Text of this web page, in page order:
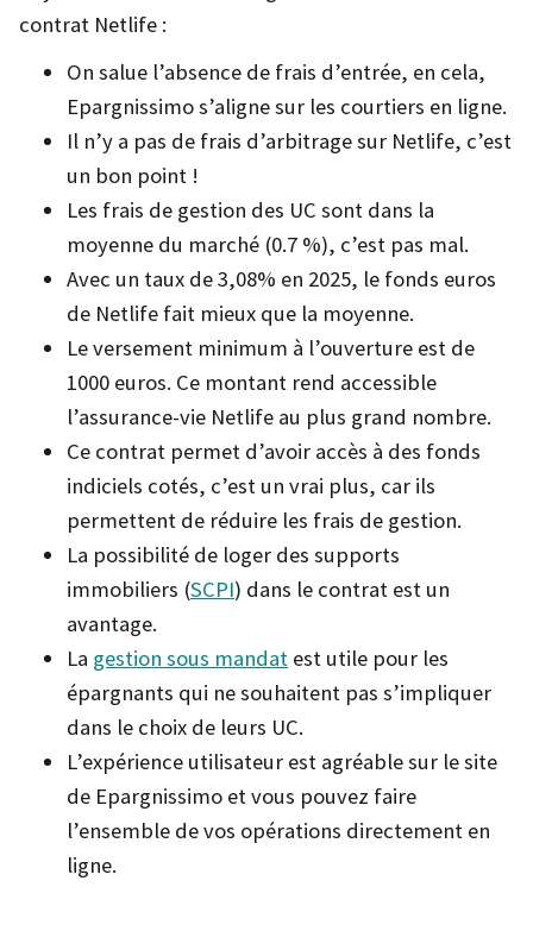
contrat Netlife :
On salue l’absence de frais d’entrée, en cela,
Epargnissimo s’aligne sur les courtiers en ligne.
Il n’y a pas de frais d’arbitrage sur Netlife, c’est
un bon point !
Les frais de gestion des UC sont dans la
moyenne du marché (0.7 %), c’est pas mal.
Avec un taux de 3,08% en 2025, le fonds euros
de Netlife fait mieux que la moyenne.
Le versement minimum à l’ouverture est de
1000 euros. Ce montant rend accessible
l’assurance-vie Netlife au plus grand nombre.
Ce contrat permet d’avoir accès à des fonds
indiciels cotés, c’est un vrai plus, car ils
permettent de réduire les frais de gestion.
La possibilité de loger des supports
immobiliers (SCPI) dans le contrat est un
avantage.
La gestion sous mandat est utile pour les
épargnants qui ne souhaitent pas s’impliquer
dans le choix de leurs UC.
L’expérience utilisateur est agréable sur le site
de Epargnissimo et vous pouvez faire
l’ensemble de vos opérations directement en
ligne.